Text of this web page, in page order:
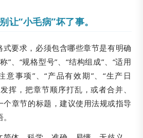
让“小毛病”坏了事。
式要求，必须包含哪些章节是有明确
”、“规格型号”、“结构组成”、“适用
意事项”、“产品有效期”、“生产日
挥，把章节顺序打乱，或者合并、
个章节的标题，建议使用法规或指导